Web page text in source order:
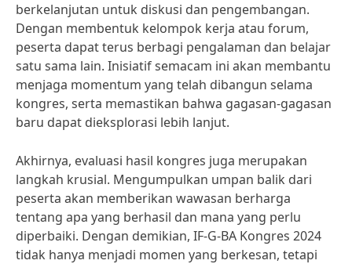
berkelanjutan untuk diskusi dan pengembangan.
Dengan membentuk kelompok kerja atau forum,
peserta dapat terus berbagi pengalaman dan belajar
satu sama lain. Inisiatif semacam ini akan membantu
menjaga momentum yang telah dibangun selama
kongres, serta memastikan bahwa gagasan-gagasan
baru dapat dieksplorasi lebih lanjut.
Akhirnya, evaluasi hasil kongres juga merupakan
langkah krusial. Mengumpulkan umpan balik dari
peserta akan memberikan wawasan berharga
tentang apa yang berhasil dan mana yang perlu
diperbaiki. Dengan demikian, IF-G-BA Kongres 2024
tidak hanya menjadi momen yang berkesan, tetapi